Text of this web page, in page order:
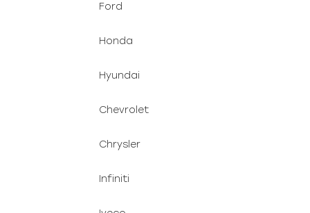
Ford
Honda
Hyundai
Chevrolet
Chrysler
Infiniti